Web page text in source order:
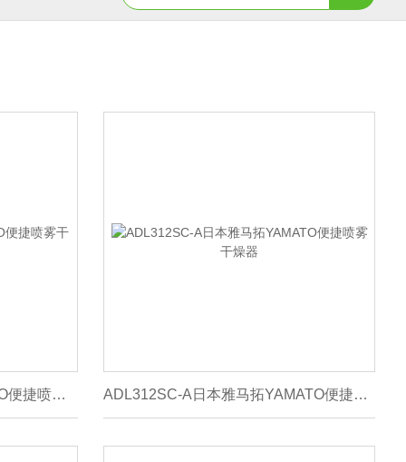
GB211C-A日本雅马拓YAMATO便捷喷雾干燥器 ADL312SC-A日本雅马拓YAMATO便捷喷雾干燥器